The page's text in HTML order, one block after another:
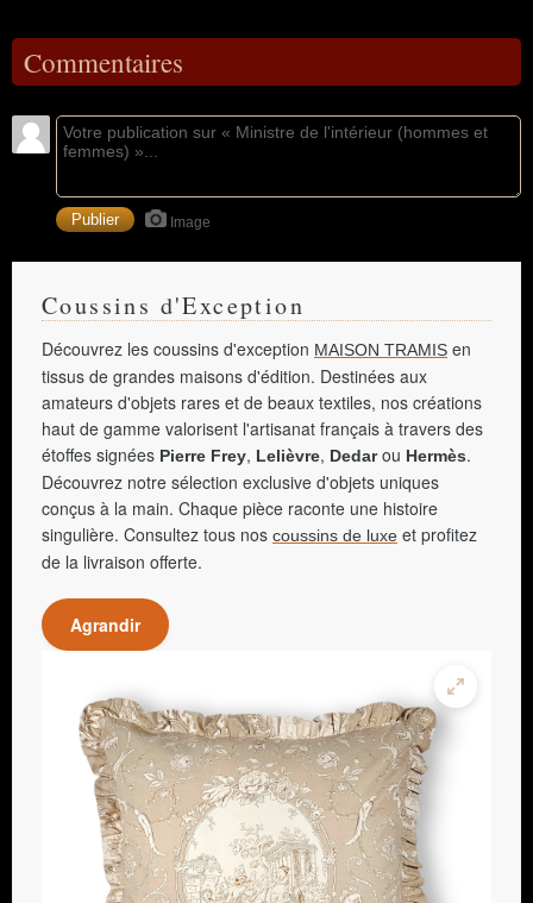
Commentaires
Image
Coussins d'Exception
Découvrez les coussins d'exception MAISON TRAMIS en
tissus de grandes maisons d'édition. Destinées aux
amateurs d'objets rares et de beaux textiles, nos créations
haut de gamme valorisent l'artisanat français à travers des
étoffes signées Pierre Frey, Lelièvre, Dedarou Hermès.
Découvrez notre sélection exclusive d'objets uniques
conçus à la main. Chaque pièce raconte une histoire
singulière. Consultez tous nos coussins de luxe et profitez
de la livraison offerte.
Agrandir